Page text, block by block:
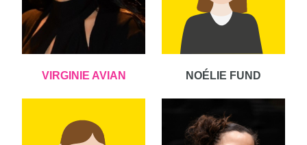
VIRGINIE AVIAN NOÉLIE FUND